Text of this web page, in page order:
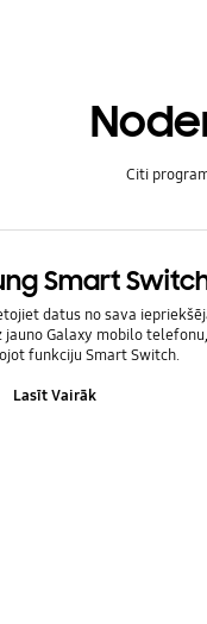
Citi
Smart
datus no sava
Galaxy mobilo telefonu,
funkciju Smart Switch.
Lasīt Vairāk